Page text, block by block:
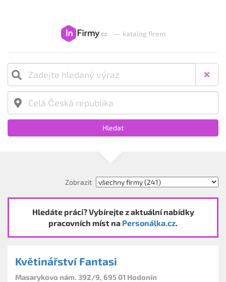
— katalog firem
Hledat
Zobrazit
Hledáte práci? Vybírejte z aktuální nabídky
pracovních míst na Personálka.cz.
Květinářství Fantasi
Masarykovo nám. 392/9, 695 01 Hodonín